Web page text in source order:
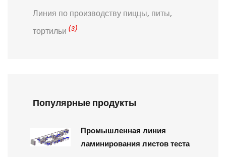
Линия по производству пиццы, питы,
тортильи (3)
Популярные продукты
Промышленная линия
ламинирования листов теста